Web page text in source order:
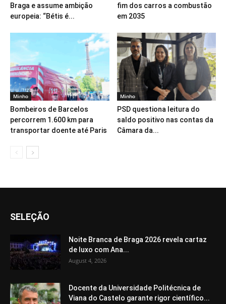
Braga e assume ambição
europeia: “Bétis é...
fim dos carros a combustão
em 2035
Minho
Bombeiros de Barcelos
percorrem 1.600 km para
transportar doente até Paris
Minho
PSD questiona leitura do
saldo positivo nas contas da
Câmara da...
SELEÇÃO
Noite Branca de Braga 2026 revela cartaz
de luxo com Ana...
August 4, 2026
Docente da Universidade Politécnica de
Viana do Castelo garante rigor científico...